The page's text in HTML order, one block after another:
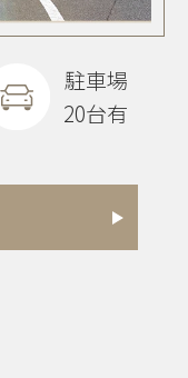
駐車場
20台有